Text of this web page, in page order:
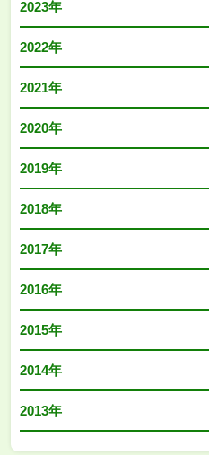
2023年
2022年
2021年
2020年
2019年
2018年
2017年
2016年
2015年
2014年
2013年